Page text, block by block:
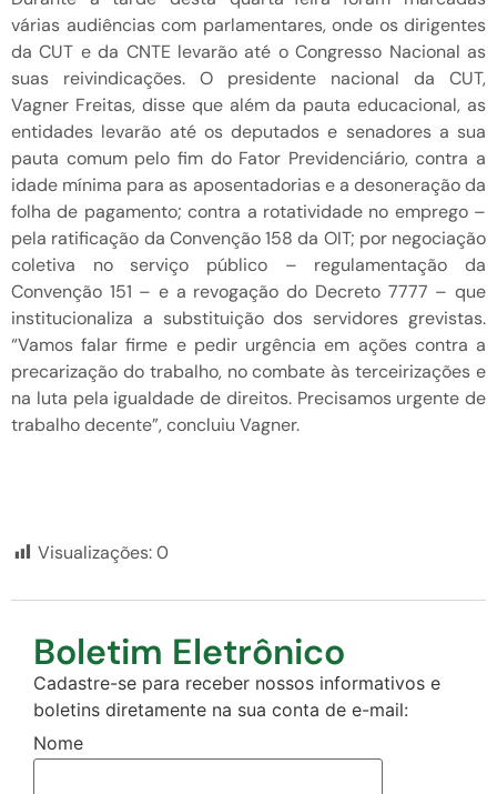
várias audiências com parlamentares, onde os dirigentes
da CUT e da CNTE levarão até o Congresso Nacional as
suas reivindicações. O presidente nacional da CUT,
Vagner Freitas, disse que além da pauta educacional, as
entidades levarão até os deputados e senadores a sua
pauta comum pelo fim do Fator Previdenciário, contra a
idade mínima para as aposentadorias e a desoneração da
folha de pagamento; contra a rotatividade no emprego –
pela ratificação da Convenção 158 da OIT; por negociação
coletiva no serviço público – regulamentação da
Convenção 151 – e a revogação do Decreto 7777 – que
institucionaliza a substituição dos servidores grevistas.
“Vamos falar firme e pedir urgência em ações contra a
precarização do trabalho, no combate às terceirizações e
na luta pela igualdade de direitos. Precisamos urgente de
trabalho decente”, concluiu Vagner.
Visualizações:0
Boletim Eletrônico
Cadastre-se para receber nossos informativos e
boletins diretamente na sua conta de e-mail:
Nome